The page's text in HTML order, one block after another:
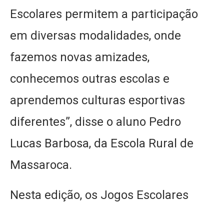
Escolares permitem a participação
em diversas modalidades, onde
fazemos novas amizades,
conhecemos outras escolas e
aprendemos culturas esportivas
diferentes”, disse o aluno Pedro
Lucas Barbosa, da Escola Rural de
Massaroca.
Nesta edição, os Jogos Escolares